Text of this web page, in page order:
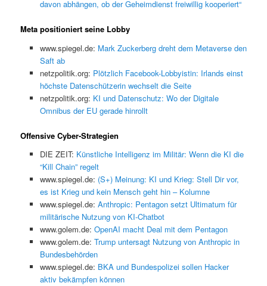
davon abhängen, ob der Geheimdienst freiwillig kooperiert“
Meta positioniert seine Lobby
www.spiegel.de: Mark Zuckerberg dreht dem Metaverse den
Saft ab
netzpolitik.org: Plötzlich Facebook-Lobbyistin: Irlands einst
höchste Datenschützerin wechselt die Seite
netzpolitik.org: KI und Datenschutz: Wo der Digitale
Omnibus der EU gerade hinrollt
Offensive Cyber-Strategien
DIE ZEIT: Künstliche Intelligenz im Militär: Wenn die KI die
“Kill Chain” regelt
www.spiegel.de: (S+) Meinung: KI und Krieg: Stell Dir vor,
es ist Krieg und kein Mensch geht hin – Kolumne
www.spiegel.de: Anthropic: Pentagon setzt Ultimatum für
militärische Nutzung von KI-Chatbot
www.golem.de: OpenAI macht Deal mit dem Pentagon
www.golem.de: Trump untersagt Nutzung von Anthropic in
Bundesbehörden
www.spiegel.de: BKA und Bundespolizei sollen Hacker
aktiv bekämpfen können